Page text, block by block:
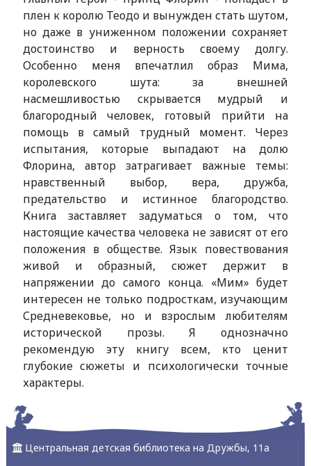
плен к королю Теодо и вынужден стать шутом,
но даже в униженном положении сохраняет
достоинство и верность своему долгу.
Особенно меня впечатлил образ Мима,
королевского шута: за внешней
насмешливостью скрывается мудрый и
благородный человек, готовый прийти на
помощь в самый трудный момент. Через
испытания, которые выпадают на долю
Флорина, автор затрагивает важные темы:
нравственный выбор, вера, дружба,
предательство и истинное благородство.
Книга заставляет задуматься о том, что
настоящие качества человека не зависят от его
положения в обществе. Язык повествования
живой и образный, сюжет держит в
напряжении до самого конца. «Мим» будет
интересен не только подросткам, изучающим
Средневековье, но и взрослым любителям
исторической прозы. Я однозначно
рекомендую эту книгу всем, кто ценит
глубокие сюжеты и психологически точные
характеры.
Центральная детская библиотека на Дружбы, 11а